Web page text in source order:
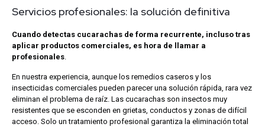
Servicios profesionales: la solución definitiva
Cuando detectas cucarachas de forma recurrente, incluso tras
aplicar productos comerciales, es hora de llamar a
profesionales
En nuestra experiencia, aunque los remedios caseros y los
insecticidas comerciales pueden parecer una solución rápida, rara vez
eliminan el problema de raíz. Las cucarachas son insectos muy
resistentes que se esconden en grietas, conductos y zonas de difícil
acceso. Solo un tratamiento profesional garantiza la eliminación total